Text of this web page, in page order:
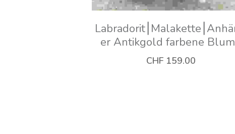
Meerglasanhänger|925
Silberanhänger keltischer
Knoten